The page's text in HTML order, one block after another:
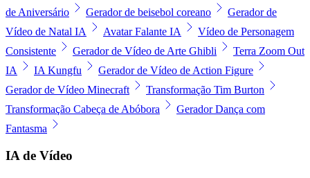
de Aniversário
Gerador de beisebol coreano
Gerador de
Vídeo de Natal IA
Avatar Falante IA
Vídeo de Personagem
Consistente
Gerador de Vídeo de Arte Ghibli
Terra Zoom Out
IA
IA Kungfu
Gerador de Vídeo de Action Figure
Gerador de Vídeo Minecraft
Transformação Tim Burton
Transformação Cabeça de Abóbora
Gerador Dança com
Fantasma
IA de Vídeo